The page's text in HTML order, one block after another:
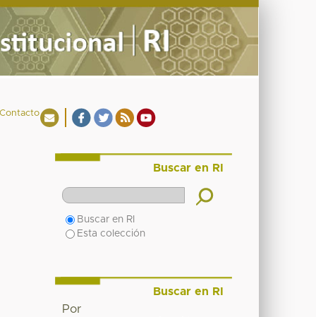
Contacto
Buscar en RI
Buscar en RI
Esta colección
Buscar en RI
Por